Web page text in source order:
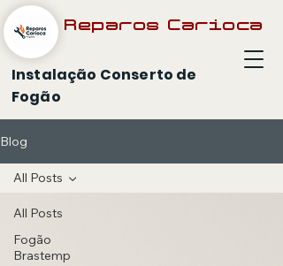
Reparos Carioca
Instalação Conserto de
Fogão
Blog
All Posts
Fogão
Brastemp
All Posts